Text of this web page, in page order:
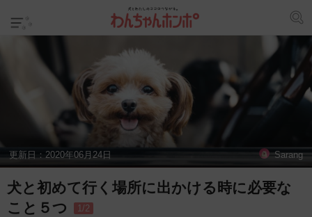
更新日： 2020年06月24日 Sarang
犬と初めて行く場所に出かける時に必要な
こと５つ
1/2